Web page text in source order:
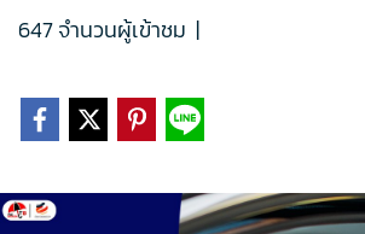
647 จำนวนผู้เข้าชม |